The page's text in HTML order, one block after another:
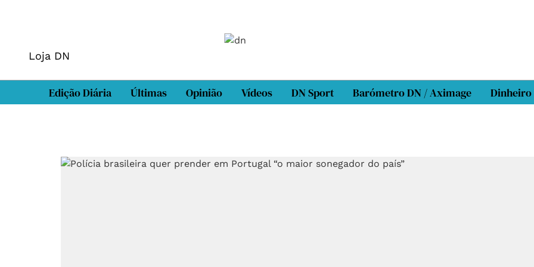
Loja DN
Edição Diária Últimas Opinião Vídeos DN Sport Barómetro DN / Aximage Dinheiro